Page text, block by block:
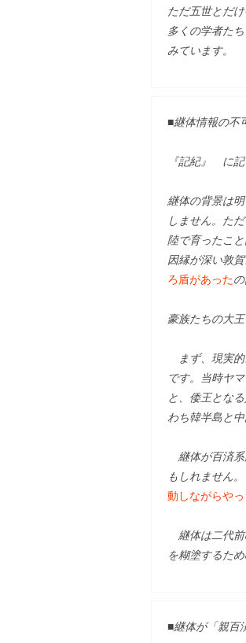
ただ五世とだ
多くの学者た
みています。
■継体情報の不
『記紀』 に
継体の背景は
しません。た
陸で育ったこ
因縁が深い敦
ろ盾があった
豪族たちの大
まず、現実的
です。当時ヤ
と、倭王とな
わち韓半島と
継体が百済系
もしれません
動しながらや
継体は二代前
を糊塗するた
■継体が「親百